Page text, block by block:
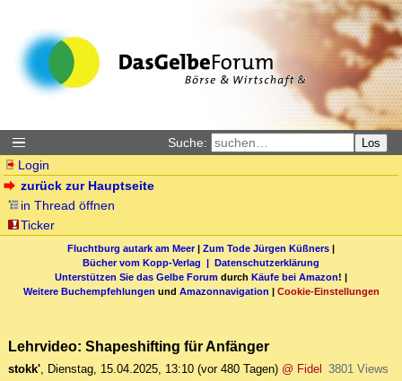
Suche: Los
Login
zurück zur Hauptseite
in Thread öffnen
Ticker
Fluchtburg autark am Meer| Zum Tode Jürgen Küßners |
Bücher vom Kopp-Verlag | Datenschutzerklärung
Unterstützen Sie das Gelbe Forum durch Käufe bei Amazon! |
Weitere Buchempfehlungen und Amazonnavigation | Cookie-Einstellungen
Lehrvideo: Shapeshifting für Anfänger
stokk', Dienstag, 15.04.2025, 13:10 (vor 480 Tagen) @ Fidel
3801 Views